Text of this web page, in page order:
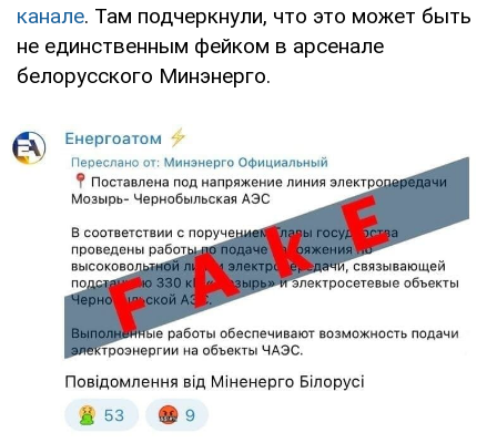
канале. Там подчеркнули, что это может быть
не единственным фейком в арсенале
белорусского Минэнерго.